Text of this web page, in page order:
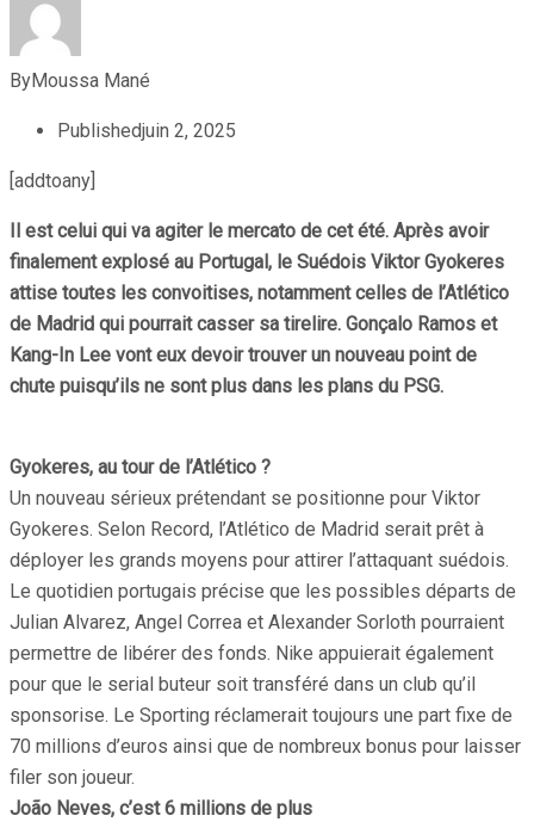
ByMoussa Mané
Publishedjuin 2, 2025
[addtoany]
Il est celui qui va agiter le mercato de cet été. Après avoir
finalement explosé au Portugal, le Suédois Viktor Gyokeres
attise toutes les convoitises, notamment celles de l’Atlético
de Madrid qui pourrait casser sa tirelire. Gonçalo Ramos et
Kang-In Lee vont eux devoir trouver un nouveau point de
chute puisqu’ils ne sont plus dans les plans du PSG.
Gyokeres, au tour de l’Atlético ?
Un nouveau sérieux prétendant se positionne pour Viktor
Gyokeres. Selon Record, l’Atlético de Madrid serait prêt à
déployer les grands moyens pour attirer l’attaquant suédois.
Le quotidien portugais précise que les possibles départs de
Julian Alvarez, Angel Correa et Alexander Sorloth pourraient
permettre de libérer des fonds. Nike appuierait également
pour que le serial buteur soit transféré dans un club qu’il
sponsorise. Le Sporting réclamerait toujours une part fixe de
70 millions d’euros ainsi que de nombreux bonus pour laisser
filer son joueur.
João Neves, c’est 6 millions de plus